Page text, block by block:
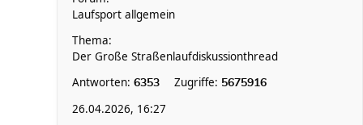
Laufsport allgemein
Thema:
Der Große Straßenlaufdiskussionthread
Antworten: 6353 Zugriffe: 5675916
26.04.2026, 16:27